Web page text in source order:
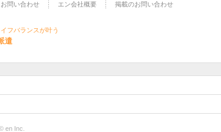
問い合わせ エン会社概要 掲載のお問い合わせ
フバランスが叶う
遣
en Inc.